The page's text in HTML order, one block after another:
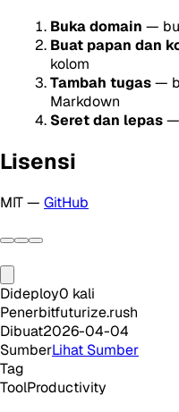
Buka domain —
Buat papan dan
kolom
Tambah tugas—
Markdown
Seret dan lepas—
Lisensi
MIT — GitHub
Dideploy0 kali
Penerbitfuturize.rush
Dibuat2026-04-04
SumberLihat Sumber
Tag
ToolProductivity